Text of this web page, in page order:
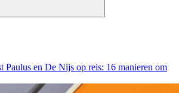
Paulus en De Nijs op reis: 16 manieren om